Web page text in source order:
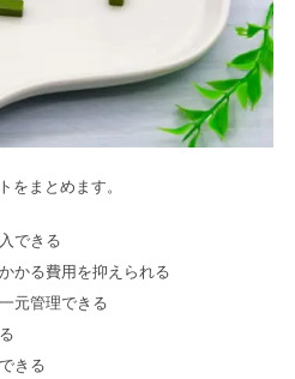
をまとめます。
できる
かる費用を抑えられる
元管理できる
きる